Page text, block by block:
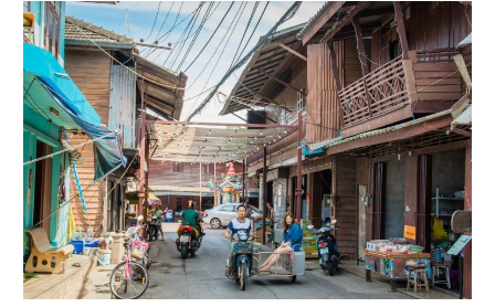
Chanthaburi
:
du
village
de
Nong
Bua
à
l’île
de
Ko